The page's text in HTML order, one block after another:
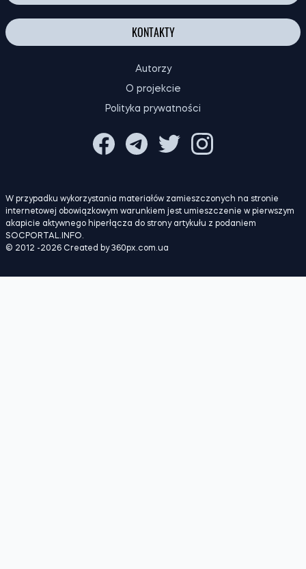
KONTAKTY
Autorzy
O projekcie
Polityka prywatności
W przypadku wykorzystania materiałów zamieszczonych na stronie
internetowej obowiązkowym warunkiem jest umieszczenie w pierwszym
akapicie aktywnego hiperłącza do strony artykułu z podaniem
SOCPORTAL.INFO.
© 2012 -2026 Created by 360px.com.ua